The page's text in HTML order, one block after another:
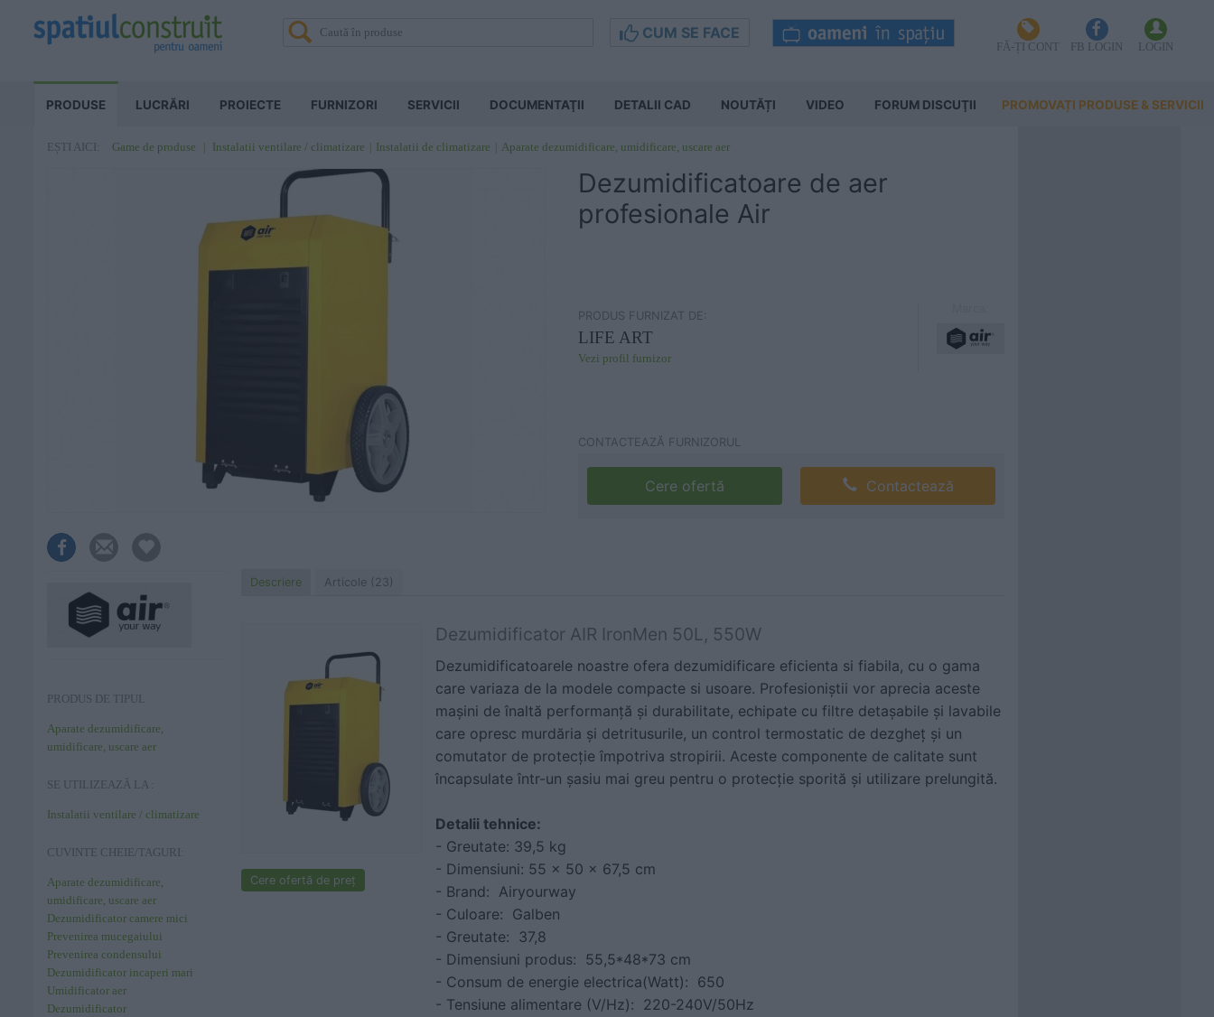
CUM SE FACE
FĂ-ȚI CONT FB LOGIN LOGIN
PRODUSE LUCRĂRI PROIECTE FURNIZORI SERVICII DOCUMENTAŢII DETALII CAD NOUTĂȚI VIDEO FORUM DISCUŢII PROMOVAȚI PRODUSE & SERVICII
EȘTI AICI: Game de produse Instalatii ventilare / climatizare Instalatii de climatizare Aparate dezumidificare, umidificare, uscare aer
Dezumidificatoare de aer
profesionale Air
PRODUS FURNIZAT DE:
LIFE ART
Vezi profil furnizor
CONTACTEAZĂ FURNIZORUL
Cere ofertă Contactează
PRODUS DE TIPUL
Aparate dezumidificare,
umidificare, uscare aer
SE UTILIZEAZĂ LA :
Instalatii ventilare / climatizare
CUVINTE CHEIE/TAGURI:
Aparate dezumidificare,
umidificare, uscare aer
Dezumidificator camere mici
Prevenirea mucegaiului
Prevenirea condensului
Dezumidificator incaperi mari
Umidificator aer
Dezumidificator
Descriere Articole (23)
Cere ofertă de preț
Dezumidificator AIR IronMen 50L, 550W
Dezumidificatoarele noastre ofera dezumidificare eficienta si fiabila, cu o gama
care variaza de la modele compacte si usoare. Profesioniștii vor aprecia aceste
mașini de înaltă performanță și durabilitate, echipate cu filtre detașabile și lavabile
care opresc murdăria și detritusurile, un control termostatic de dezgheț și un
comutator de protecție împotriva stropirii. Aceste componente de calitate sunt
încapsulate într-un șasiu mai greu pentru o protecție sporită și utilizare prelungită.
Detalii tehnice:
- Greutate: 39,5 kg
- Dimensiuni: 55 × 50 × 67,5 cm
- Brand: Airyourway
- Culoare: Galben
- Greutate: 37,8
- Dimensiuni produs: 55,5*48*73 cm
- Consum de energie electrica(Watt): 650
- Tensiune alimentare (V/Hz): 220-240V/50Hz